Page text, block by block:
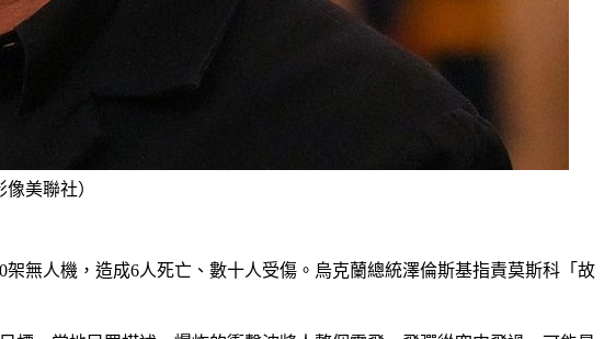
美聯社）
無人機，造成6人死亡、數十人受傷。烏克蘭總統澤倫斯基指責莫斯科「故